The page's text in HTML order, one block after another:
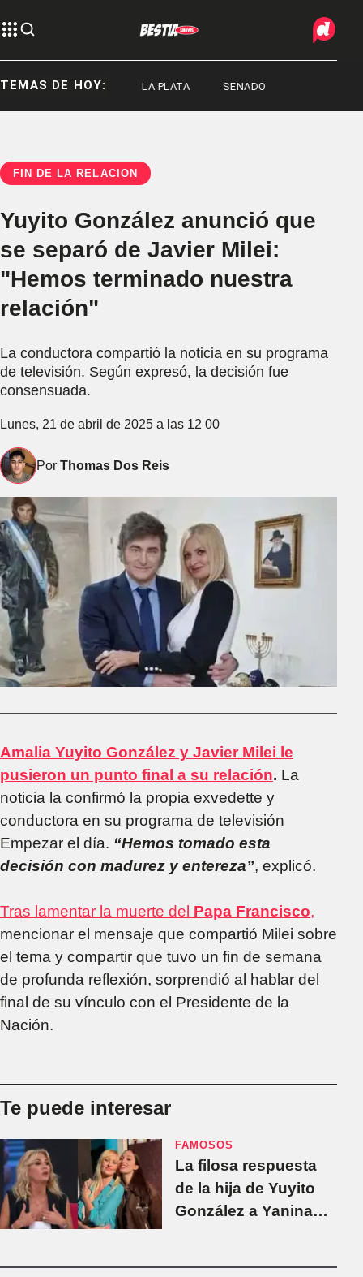
TEMAS DE HOY:
LA PLATA LA PLATA SENADO
FIN DE LA RELACIÓN
Yuyito González anunció que
se separó de Javier Milei:
"Hemos terminado nuestra
relación"
La conductora compartió la noticia en su programa
de televisión. Según expresó, la decisión fue
consensuada.
Lunes, 21 de abril de 2025 a las 12 00
Por Thomas Dos Reis
Amalia Yuyito González y Javier Milei le
pusieron un punto final a su relación. La
noticia la confirmó la propia exvedette y
conductora en su programa de televisión
Empezar el día. “Hemos tomado esta
decisión con madurez y entereza”, explicó.
Tras lamentar la muerte del Papa Francisco,
mencionar el mensaje que compartió Milei sobre
el tema y compartir que tuvo un fin de semana
de profunda reflexión, sorprendió al hablar del
final de su vínculo con el Presidente de la
Nación.
Te puede interesar
FAMOSOS
La filosa respuesta
de la hija de Yuyito
González a Yanina